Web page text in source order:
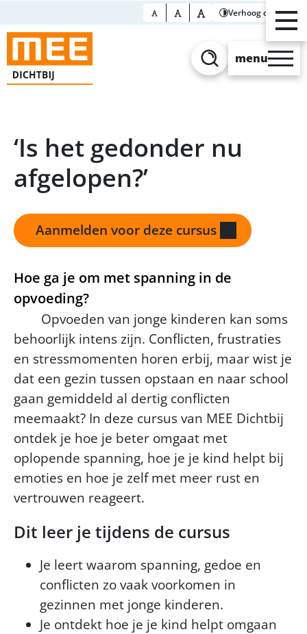
Verhoog contrast
Zoeken
menu
‘Is het gedonder nu
afgelopen?’
Aanmelden voor deze cursus
Hoe ga je om met spanning in de
opvoeding?
Opvoeden van jonge kinderen kan soms
behoorlijk intens zijn. Conflicten, frustraties
en stressmomenten horen erbij, maar wist je
dat een gezin tussen opstaan en naar school
gaan gemiddeld al dertig conflicten
meemaakt? In deze cursus van MEE Dichtbij
ontdek je hoe je beter omgaat met
oplopende spanning, hoe je je kind helpt bij
emoties en hoe je zelf met meer rust en
vertrouwen reageert.
Dit leer je tijdens de cursus
Je leert waarom spanning, gedoe en
conflicten zo vaak voorkomen in
gezinnen met jonge kinderen.
Je ontdekt hoe je je kind helpt omgaan